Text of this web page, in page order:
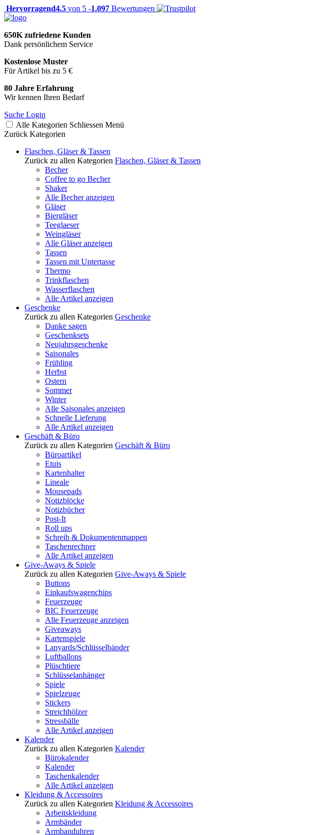
Hervorragend4.5 von 5 -1.097 Bewertungen
650K zufriedene Kunden
Dank persönlichem Service
Kostenlose Muster
Für Artikel bis zu 5 €
80 Jahre Erfahrung
Wir kennen Ihren Bedarf
Suche Login
Alle Kategorien Schliessen Menü
Zurück Kategorien
Flaschen, Gläser & Tassen
Zurück zu allen Kategorien Flaschen, Gläser & Tassen
Becher
Coffee to go Becher
Shaker
Alle Becher anzeigen
Gläser
Biergläser
Teeglaeser
Weingläser
Alle Gläser anzeigen
Tassen
Tassen mit Untertasse
Thermo
Trinkflaschen
Wasserflaschen
Alle Artikel anzeigen
Geschenke
Zurück zu allen Kategorien Geschenke
Danke sagen
Geschenksets
Neujahrsgeschenke
Saisonales
Frühling
Herbst
Ostern
Sommer
Winter
Alle Saisonales anzeigen
Schnelle Lieferung
Alle Artikel anzeigen
Geschäft & Büro
Zurück zu allen Kategorien Geschäft & Büro
Büroartikel
Etuis
Kartenhalter
Lineale
Mousepads
Notizblöcke
Notizbücher
Post-It
Roll ups
Schreib & Dokumentenmappen
Taschenrechner
Alle Artikel anzeigen
Give-Aways & Spiele
Zurück zu allen Kategorien Give-Aways & Spiele
Buttons
Einkaufswagenchips
Feuerzeuge
BIC Feuerzeuge
Alle Feuerzeuge anzeigen
Giveaways
Kartenspiele
Lanyards/Schlüsselbänder
Luftballons
Plüschtiere
Schlüsselanhänger
Spiele
Spielzeuge
Stickers
Streichhölzer
Stressbälle
Alle Artikel anzeigen
Kalender
Zurück zu allen Kategorien Kalender
Bürokalender
Kalender
Taschenkalender
Alle Artikel anzeigen
Kleidung & Accessoires
Zurück zu allen Kategorien Kleidung & Accessoires
Arbeitskleidung
Armbänder
Armbanduhren